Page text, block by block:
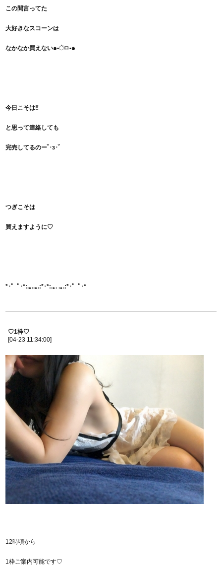
この間言ってた
大好きなスコーンは
なかなか買えない๑•ૅㅁ•๑
今日こそは‼︎
と思って連絡しても
完売してるのー˘･з･˘
つぎこそは
買えますように♡
*･゜ﾟ･*:.｡..｡.:*･*:.｡. .｡.:*･゜ﾟ･*
♡1枠♡
[04-23 11:34:00]
12時頃から
1枠ご案内可能です♡